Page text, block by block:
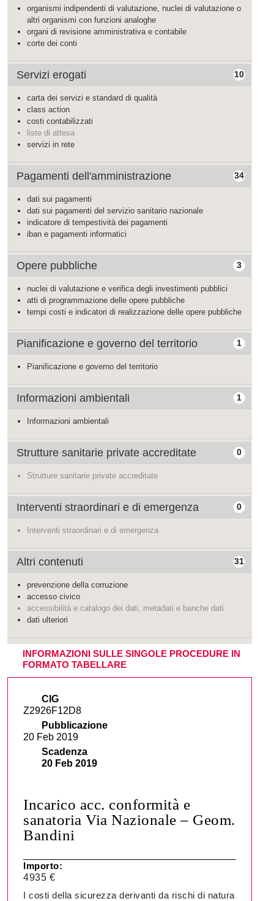
organismi indipendenti di valutazione, nuclei di valutazione o
altri organismi con funzioni analoghe
organi di revisione amministrativa e contabile
corte dei conti
10
Servizi erogati
carta dei servizi e standard di qualità
class action
costi contabilizzati
liste di attesa
servizi in rete
34
Pagamenti dell'amministrazione
dati sui pagamenti
dati sui pagamenti del servizio sanitario nazionale
indicatore di tempestività dei pagamenti
iban e pagamenti informatici
3
Opere pubbliche
nuclei di valutazione e verifica degli investimenti pubblici
atti di programmazione delle opere pubbliche
tempi costi e indicatori di realizzazione delle opere pubbliche
1
Pianificazione e governo del territorio
Pianificazione e governo del territorio
1
Informazioni ambientali
Informazioni ambientali
0
Strutture sanitarie private accreditate
Strutture sanitarie private accreditate
0
Interventi straordinari e di emergenza
Interventi straordinari e di emergenza
31
Altri contenuti
prevenzione della corruzione
accesso civico
accessibilità e catalogo dei dati, metadati e banche dati
dati ulteriori
INFORMAZIONI SULLE SINGOLE PROCEDURE IN
FORMATO TABELLARE
CIG
Z2926F12D8
Pubblicazione
20 Feb 2019
Scadenza
20 Feb 2019
Incarico acc. conformità e
sanatoria Via Nazionale – Geom.
Bandini
Importo:
4935 €
I costi della sicurezza derivanti da rischi di natura